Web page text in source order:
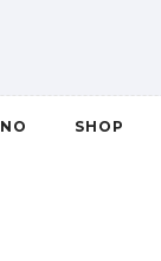
SHOP